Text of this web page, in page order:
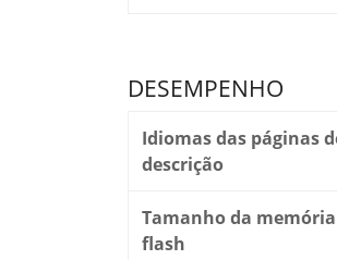
DESEMPENHO
Idiomas das páginas
descrição
Tamanho da memória
flash